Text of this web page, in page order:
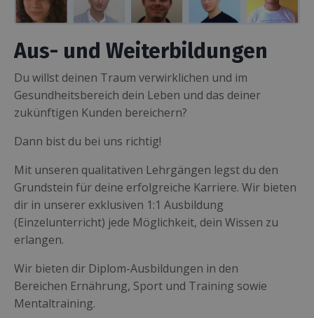
Aus- und Weiterbildungen
Du willst deinen Traum verwirklichen und im
Gesundheitsbereich dein Leben und das deiner
zukünftigen Kunden bereichern?
Dann bist du bei uns richtig!
Mit unseren qualitativen Lehrgängen legst du den
Grundstein für deine erfolgreiche Karriere. Wir bieten
dir in unserer exklusiven 1:1 Ausbildung
(Einzelunterricht) jede Möglichkeit, dein Wissen zu
erlangen.
Wir bieten dir Diplom-Ausbildungen in den
Bereichen Ernährung, Sport und Training sowie
Mentaltraining.